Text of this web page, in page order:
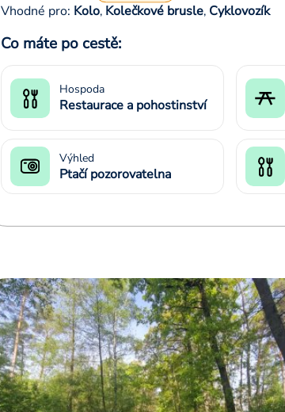
Vhodné pro: Kolo, Kolečkové brusle, Cyklovozík
Co máte po cestě:
Hospoda
Restaurace a pohostinství
Výhled
Ptačí pozorovatelna